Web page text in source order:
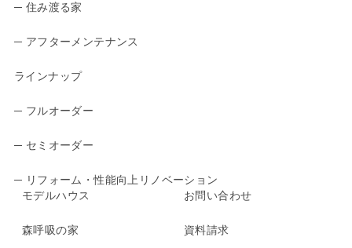
─ 住み渡る家
─ アフターメンテナンス
ラインナップ
─ フルオーダー
─ セミオーダー
─ リフォーム・性能向上リノベーション
モデルハウス
森呼吸の家
お問い合わせ
資料請求